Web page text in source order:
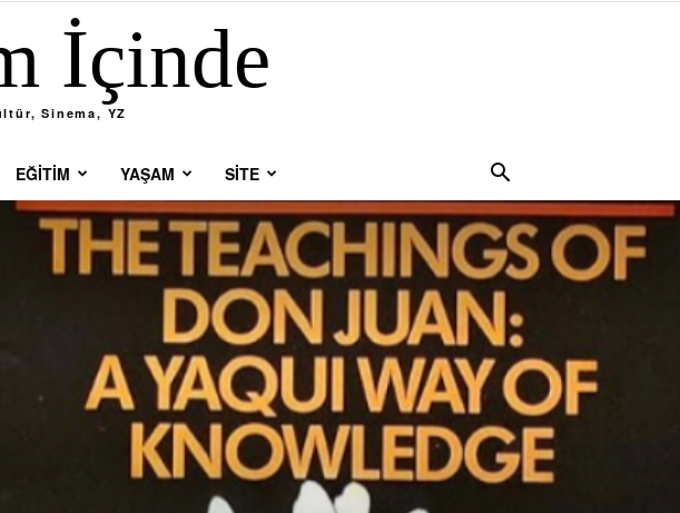
İçinde
Sinema, YZ
EĞITIM YAŞAM SİTE